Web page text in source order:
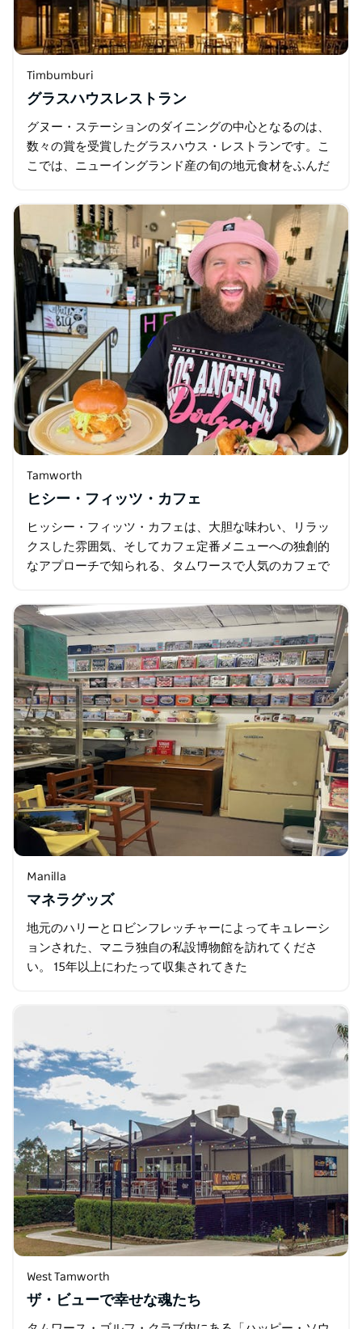
Timbumburi
グラスハウスレストラン
グヌー・ステーションのダイニングの中心となるのは、
数々の賞を受賞したグラスハウス・レストランです。こ
こでは、ニューイングランド産の旬の地元食材をふんだ
けます。
Tamworth
ヒシー・フィッツ・カフェ
ヒッシー・フィッツ・カフェは、大胆な味わい、リラッ
クスした雰囲気、そしてカフェ定番メニューへの独創的
なアプローチで知られる、タムワースで人気のカフェで
スイーツに加え…
Manilla
マネラグッズ
地元のハリーとロビンフレッチャーによってキュレーシ
ョンされた、マニラ独自の私設博物館を訪れてくださ
い。 15年以上にわたって収集されてきた
West Tamworth
ザ・ビューで幸せな魂たち